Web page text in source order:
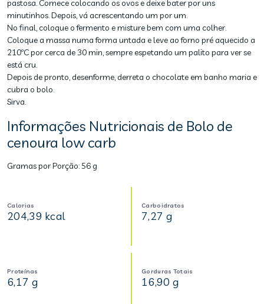
pastosa. Comece colocando os ovos e deixe bater por uns
minutinhos. Depois, vá acrescentando um por um.
No final, coloque o fermento e misture bem com uma colher.
Coloque a massa numa forma untada e leve ao forno pré aquecido a
210ºC por cerca de 30 min, sempre espetando um palito para ver se
está cru.
Depois de pronto, desenforme, derreta o chocolate em banho maria e
cubra o bolo.
Sirva.
Informações Nutricionais de Bolo de
cenoura low carb
Gramas por Porção:56 g
Calorias
204,39 kcal
Carboidratos
7,27 g
Proteínas
6,17 g
Gorduras Totais
16,90 g